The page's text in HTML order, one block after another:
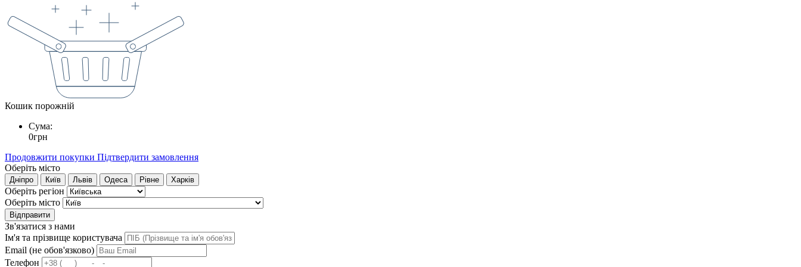
Кошик порожній
Сума:
0грн
Продовжити покупки Підтвердити замовлення
Оберіть місто
Дніпро Київ Львів Одеса Рівне Харків
Оберіть регіон
Оберіть місто
Відправити
Зв'язатися з нами
Ім'я та прізвище користувача
Email (не обов'язково)
Телефон